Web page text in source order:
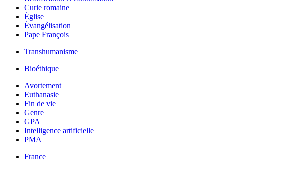
Curie romaine
Église
Évangélisation
Pape François
Transhumanisme
Bioéthique
Avortement
Euthanasie
Fin de vie
Genre
GPA
Intelligence artificielle
PMA
France